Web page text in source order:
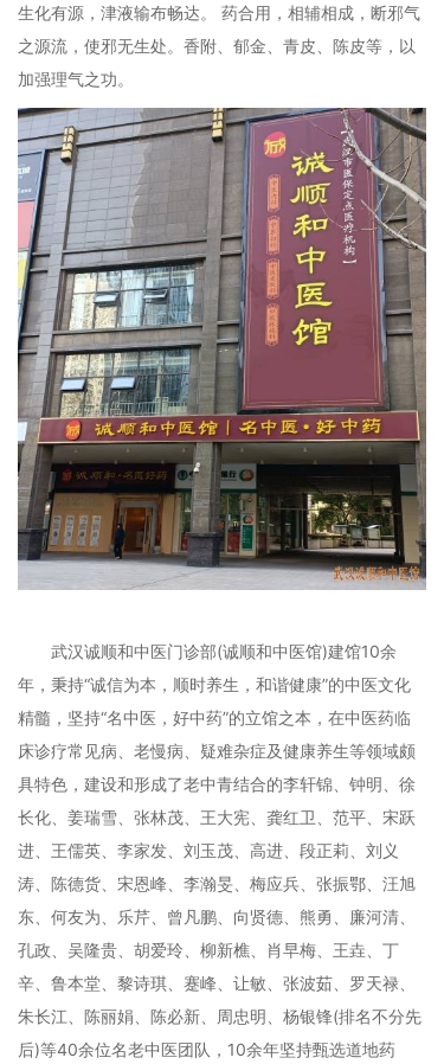
生化有源，津液输布畅达。 药合用，相辅相成，断邪气
之源流，使邪无生处。香附、郁金、青皮、陈皮等，以
加强理气之功。
武汉诚顺和中医门诊部(诚顺和中医馆)建馆10余
年，秉持“诚信为本，顺时养生，和谐健康”的中医文化
精髓，坚持“名中医，好中药”的立馆之本，在中医药临
床诊疗常见病、老慢病、疑难杂症及健康养生等领域颇
具特色，建设和形成了老中青结合的李轩锦、钟明、徐
长化、姜瑞雪、张林茂、王大宪、龚红卫、范平、宋跃
进、王儒英、李家发、刘玉茂、高进、段正莉、刘义
涛、陈德货、宋恩峰、李瀚旻、梅应兵、张振鄂、汪旭
东、何友为、乐芹、曾凡鹏、向贤德、熊勇、廉河清、
孔政、吴隆贵、胡爱玲、柳新樵、肖早梅、王垚、丁
辛、鲁本堂、黎诗琪、蹇峰、让敏、张波茹、罗天禄、
朱长江、陈丽娟、陈必新、周忠明、杨银锋(排名不分先
后)等40余位名老中医团队，10余年坚持甄选道地药